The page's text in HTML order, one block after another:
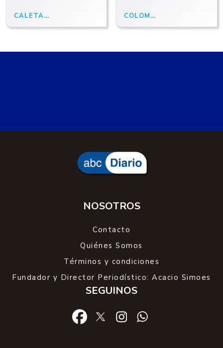
CALETA OLIVIA
rescatados
COLOMBIA
NOSOTROS
Contacto
Quiénes Somos
Términos y condiciones
Fundador y Director Periodístico: Acacio Simoes
SEGUINOS